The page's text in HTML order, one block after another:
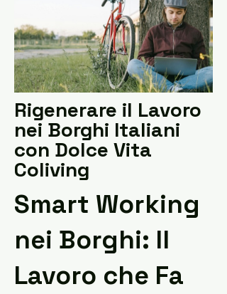
Rigenerare il Lavoro
nei Borghi Italiani
con Dolce Vita
Coliving
Smart Working
nei Borghi: Il
Lavoro che Fa